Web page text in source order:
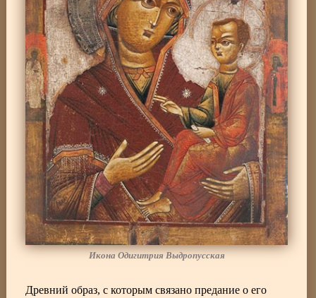
Икона Одигитрия Выдропусская
Древний образ, с которым связано предание о его